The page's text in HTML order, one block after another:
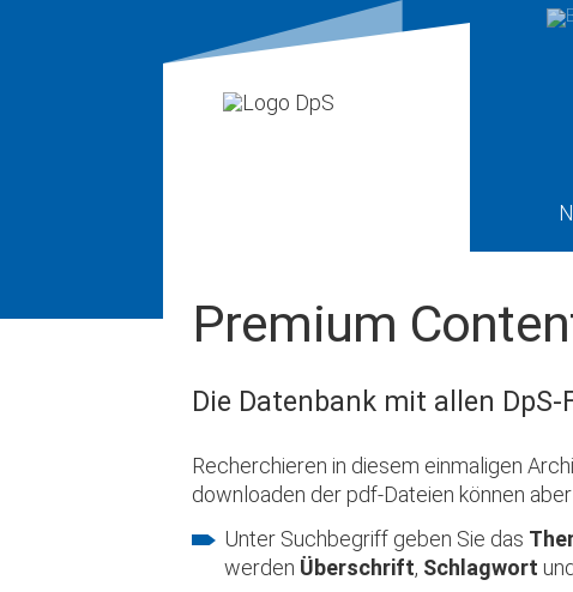
Premium
Die Datenbank mit allen
Recherchieren in diesem einmaligen
downloaden der pdf-Dateien können
Unter Suchbegriff geben Sie das
werden Überschrift, Schlagwort